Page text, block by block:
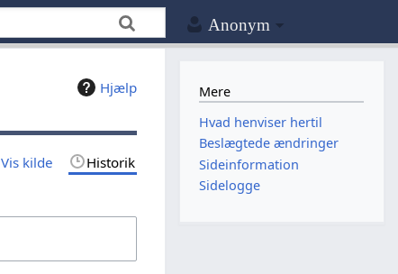
Anonym
Hjælp
Vis kilde Historik
Mere
Hvad henviser hertil
Beslægtede ændringer
Sideinformation
Sidelogge